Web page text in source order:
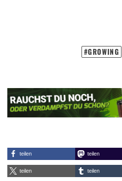
GROWING
teilen teilen
teilen teilen